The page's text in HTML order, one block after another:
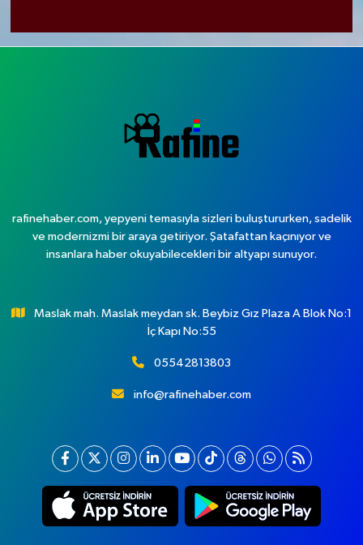
rafinehaber.com, yepyeni temasıyla sizleri buluştururken, sadelik
ve modernizmi bir araya getiriyor. Şatafattan kaçınıyor ve
insanlara haber okuyabilecekleri bir altyapı sunuyor.
Maslak mah. Maslak meydan sk. Beybiz Gız Plaza A Blok No:1
İç Kapı No:55
05542813803
info@rafinehaber.com